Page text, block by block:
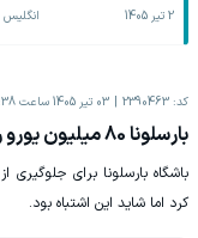
2 تیر 1405 انگلیس
کد: 2390463 03 تیر 1405 ساعت 18:38
بارسلونا 80 میلیون یورو را دور ریخت؟!
باشگاه بارسلونا برای
کرد اما شاید این اشتباه بود.